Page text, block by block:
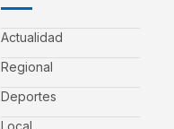
Actualidad
Regional
Deportes